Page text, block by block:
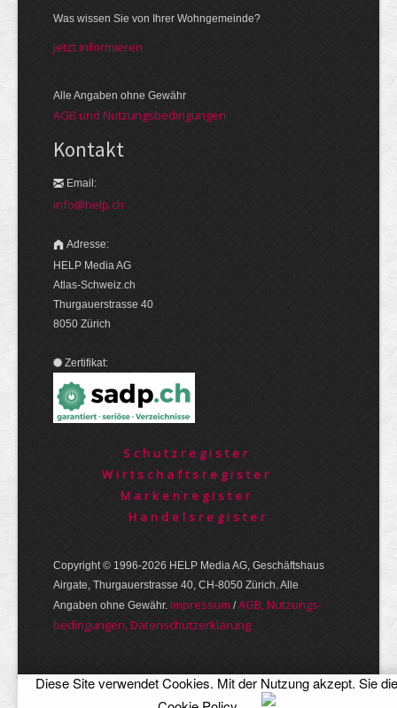
Was wissen Sie von Ihrer Wohngemeinde?
Jetzt informieren
Alle Angaben ohne Gewähr
AGB und Nutzungsbedingungen
Kontakt
Email:
info@help.ch
Adresse:
HELP Media AG
Atlas-Schweiz.ch
Thurgauerstrasse 40
8050 Zürich
Zertifikat:
Schutzregister
Wirtschaftsregister
Markenregister
Handelsregister
Copyright © 1996-2026 HELP Media AG, Geschäftshaus
Airgate, Thurgauer­strasse 40, CH-8050 Zürich. Alle
Angaben ohne Gewähr. Im­pres­sum /AGB, Nut­zungs­
bedin­gungen, Daten­schutz­er­klärung
Diese Site verwendet Cookies. Mit der Nutzung akzept. Sie die